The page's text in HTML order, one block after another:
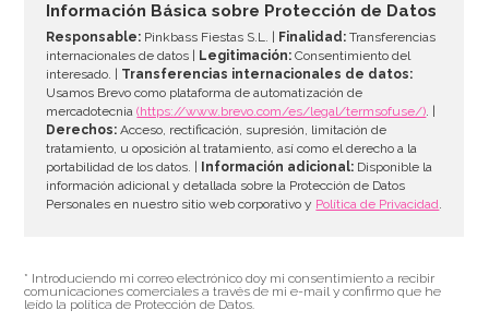
AÑADIR
Información Básica sobre Protección de Datos
Responsable: Pinkbass Fiestas S.L. | Finalidad: Transferencias
internacionales de datos |
Legitimación: Consentimiento del
interesado. | Transferencias internacionales de datos:
Usamos Brevo como plataforma de automatización de
mercadotecnia(https://www.brevo.com/es/legal/termsofuse/). |
Derechos: Acceso, rectificación, supresión, limitación de
tratamiento, u oposición al tratamiento, así como el derecho a la
portabilidad de los datos. |
Información adicional: Disponible la
información adicional y detallada sobre la Protección de Datos
Personales en nuestro sitio web corporativo y Política de Privacidad.
* Introduciendo mi correo electrónico doy mi consentimiento a recibir
comunicaciones comerciales a través de mi e-mail y confirmo que he
leído la política de Protección de Datos.